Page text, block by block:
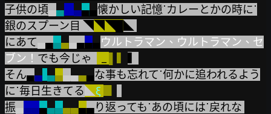
子供の頃
▄ ▄▄
懐かしい記憶˙カレーとかの時に˙
銀のスプーン目 ◥ ◥◥█ ◣
にあて
▄▄▄ ▄▄
ウルトラマン、ウルトラマン、セ
ブン！ でも今じゃ
そん▄▄ ▄▄ ▄▄
な事も忘れて˙何かに追われるよう
に˙毎日生きてる◣ξ
振
▄▄▄▄▄▄▄▄▄り返っても˙あの頃には˙戻れな